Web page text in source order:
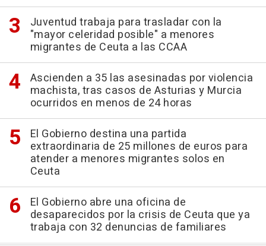
Juventud trabaja para trasladar con la
"mayor celeridad posible" a menores
migrantes de Ceuta a las CCAA
Ascienden a 35 las asesinadas por violencia
machista, tras casos de Asturias y Murcia
ocurridos en menos de 24 horas
El Gobierno destina una partida
extraordinaria de 25 millones de euros para
atender a menores migrantes solos en
Ceuta
El Gobierno abre una oficina de
desaparecidos por la crisis de Ceuta que ya
trabaja con 32 denuncias de familiares